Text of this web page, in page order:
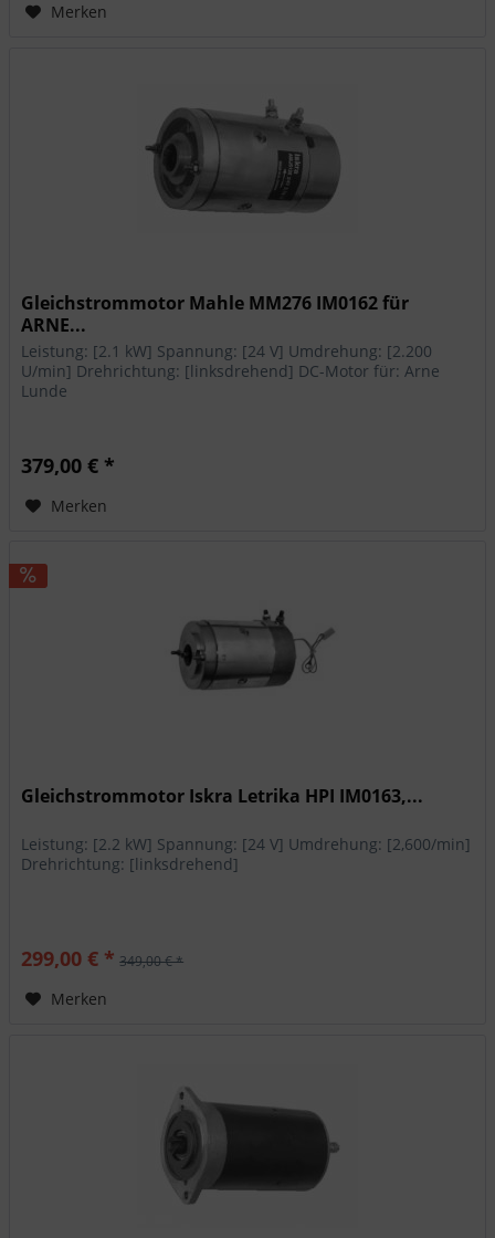
Merken
Gleichstrommotor Mahle MM276 IM0162 für
ARNE...
Leistung: [2.1 kW] Spannung: [24 V] Umdrehung: [2.200
U/min] Drehrichtung: [linksdrehend] DC-Motor für: Arne
Lunde
379,00 € *
Merken
Gleichstrommotor Iskra Letrika HPI IM0163,...
Leistung: [2.2 kW] Spannung: [24 V] Umdrehung: [2,600/min]
Drehrichtung: [linksdrehend]
299,00 € * 349,00 € *
Merken